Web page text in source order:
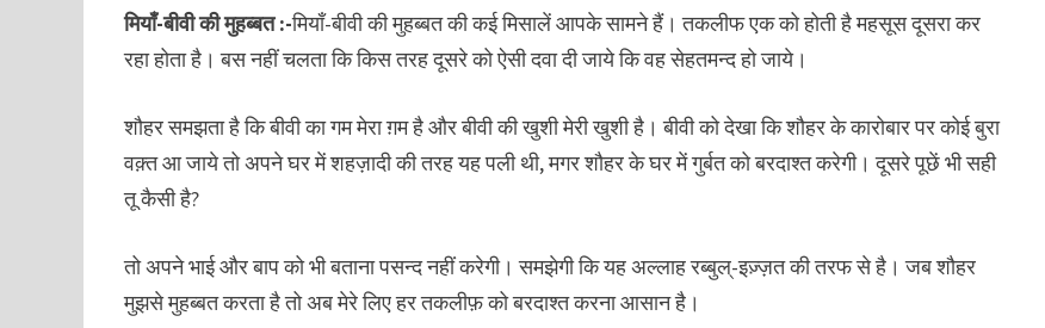
मियाँ-बीवी की मुहब्बत :-मियाँ-बीवी की मुहब्बत की कई मिसालें आपके सामने हैं। तकलीफ एक को होती है महसूस दूसरा कर
रहा होता है। बस नहीं चलता कि किस तरह दूसरे को ऐसी दवा दी जाये कि वह सेहतमन्द हो जाये।
शौहर समझता है कि बीवी का गम मेरा ग़म है और बीवी की खुशी मेरी खुशी है। बीवी को देखा कि शौहर के कारोबार पर कोई बुरा
वक़्त आ जाये तो अपने घर में शहज़ादी की तरह यह पली थी, मगर शौहर के घर में गुर्बत को बरदाश्त करेगी। दूसरे पूछें भी सही
तू कैसी है?
तो अपने भाई और बाप को भी बताना पसन्द नहीं करेगी। समझेगी कि यह अल्लाह रब्बुल्-इज़्ज़त की तरफ से है। जब शौहर
मुझसे मुहब्बत करता है तो अब मेरे लिए हर तकलीफ़ को बरदाश्त करना आसान है।